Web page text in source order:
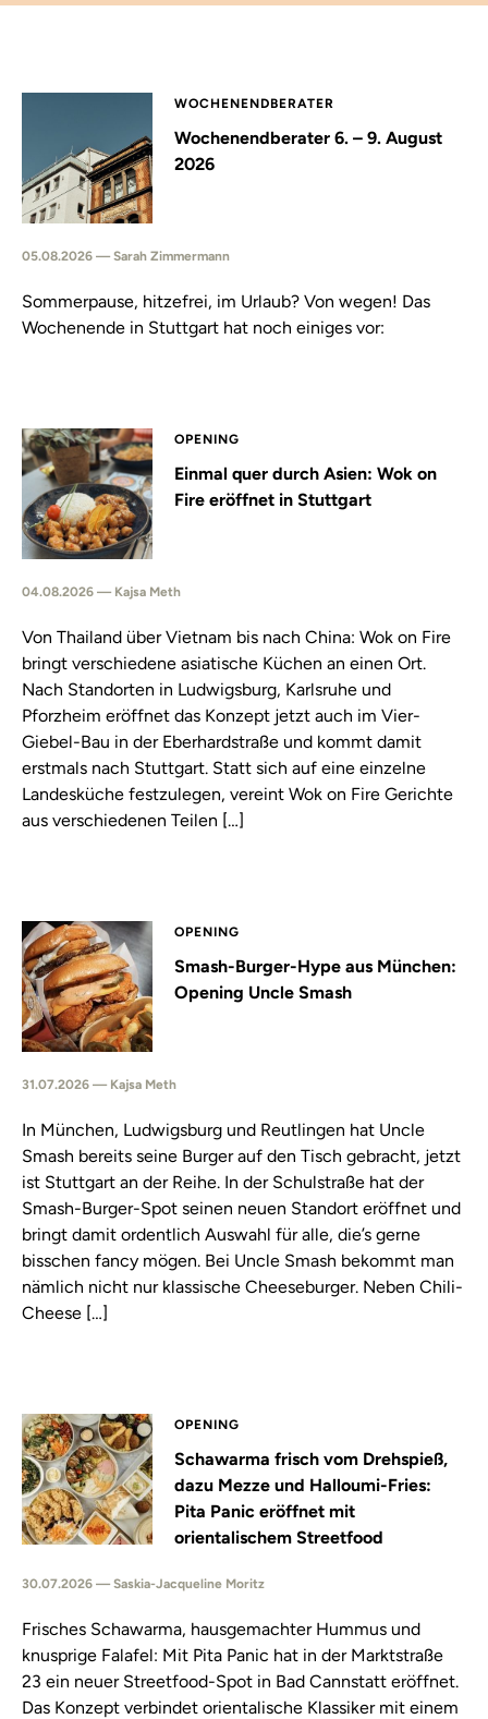
WOCHENENDBERATER
Wochenendberater 6. – 9. August
2026
05.08.2026 — Sarah Zimmermann
Sommerpause, hitzefrei, im Urlaub? Von wegen! Das
Wochenende in Stuttgart hat noch einiges vor:
OPENING
Einmal quer durch Asien: Wok on
Fire eröffnet in Stuttgart
04.08.2026 — Kajsa Meth
Von Thailand über Vietnam bis nach China: Wok on Fire
bringt verschiedene asiatische Küchen an einen Ort.
Nach Standorten in Ludwigsburg, Karlsruhe und
Pforzheim eröffnet das Konzept jetzt auch im Vier-
Giebel-Bau in der Eberhardstraße und kommt damit
erstmals nach Stuttgart. Statt sich auf eine einzelne
Landesküche festzulegen, vereint Wok on Fire Gerichte
aus verschiedenen Teilen […]
OPENING
Smash-Burger-Hype aus München:
Opening Uncle Smash
31.07.2026 — Kajsa Meth
In München, Ludwigsburg und Reutlingen hat Uncle
Smash bereits seine Burger auf den Tisch gebracht, jetzt
ist Stuttgart an der Reihe. In der Schulstraße hat der
Smash-Burger-Spot seinen neuen Standort eröffnet und
bringt damit ordentlich Auswahl für alle, die’s gerne
bisschen fancy mögen. Bei Uncle Smash bekommt man
nämlich nicht nur klassische Cheeseburger. Neben Chili-
Cheese […]
OPENING
Schawarma frisch vom Drehspieß,
dazu Mezze und Halloumi-Fries:
Pita Panic eröffnet mit
orientalischem Streetfood
30.07.2026 — Saskia-Jacqueline Moritz
Frisches Schawarma, hausgemachter Hummus und
knusprige Falafel: Mit Pita Panic hat in der Marktstraße
23 ein neuer Streetfood-Spot in Bad Cannstatt eröffnet.
Das Konzept verbindet orientalische Klassiker mit einem